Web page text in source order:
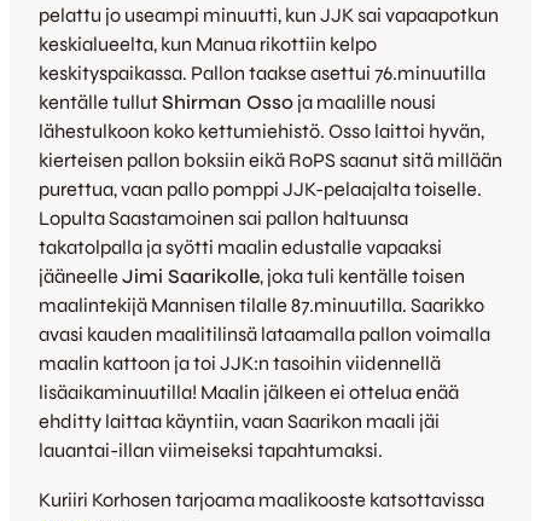
pelattu jo useampi minuutti, kun JJK sai vapaapotkun
keskialueelta, kun Manua rikottiin kelpo
keskityspaikassa. Pallon taakse asettui 76.minuutilla
kentälle tullutShirman Osso ja maalille nousi
lähestulkoon koko kettumiehistö. Osso laittoi hyvän,
kierteisen pallon boksiin eikä RoPS saanut sitä millään
purettua, vaan pallo pomppi JJK-pelaajalta toiselle.
Lopulta Saastamoinen sai pallon haltuunsa
takatolpalla ja syötti maalin edustalle vapaaksi
jääneelle Jimi Saarikolle, joka tuli kentälle toisen
maalintekijä Mannisen tilalle 87.minuutilla. Saarikko
avasi kauden maalitilinsä lataamalla pallon voimalla
maalin kattoon ja toi JJK:n tasoihin viidennellä
lisäaikaminuutilla! Maalin jälkeen ei ottelua enää
ehditty laittaa käyntiin, vaan Saarikon maali jäi
lauantai-illan viimeiseksi tapahtumaksi.
Kuriiri Korhosen tarjoama maalikooste katsottavissa